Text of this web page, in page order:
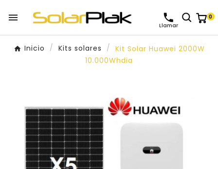

Llamar
0
Inicio Kits solares
Kit Solar Huawei 2000W
10.000Whdia